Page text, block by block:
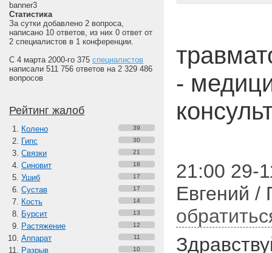
banner3
Статистика
За сутки добавлено 2 вопроса,
написано 10 ответов, из них 0 ответ от
2 специалистов в 1 конференции.
С 4 марта 2000-го 375 специалистов
написали 511 756 ответов на 2 329 486
вопросов
Рейтинг жалоб
Колено 39
Гипс 30
Связки 21
Синовит 18
Ушиб 17
Сустав 17
Кость 14
Бурсит 13
Растяжение 12
Аппарат 11
Разрыв 10
-
21:00 29-
Евгений /